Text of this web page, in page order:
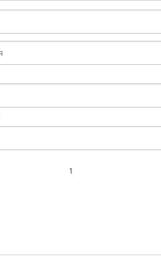
1